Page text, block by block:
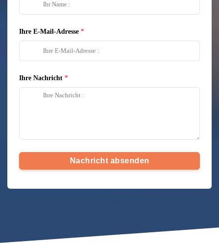
Ihre E-Mail-Adresse
Ihre Nachricht
Nachricht absenden